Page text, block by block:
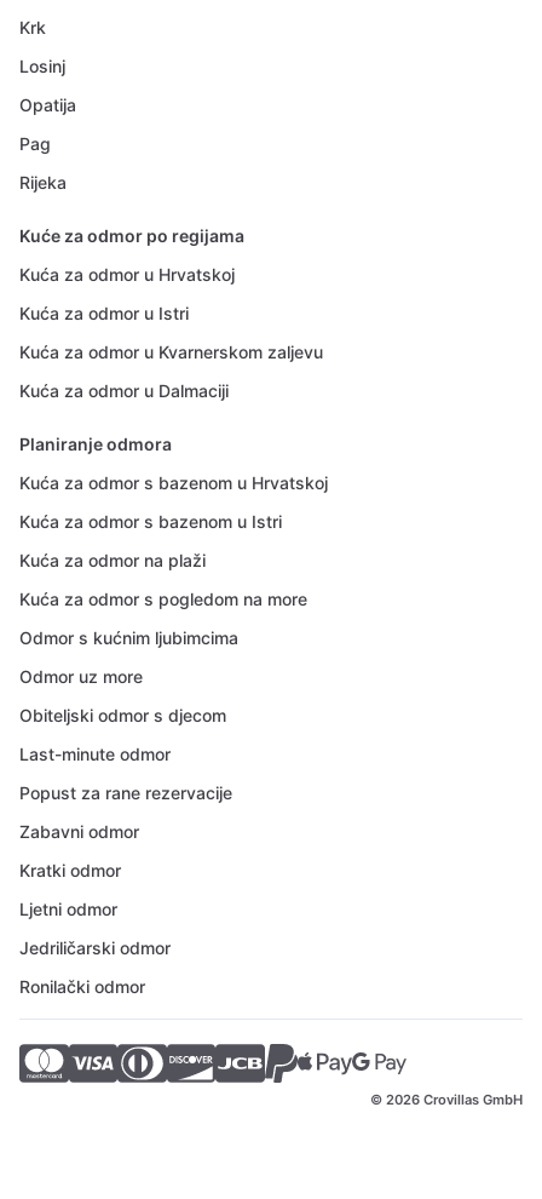
Krk
Losinj
Opatija
Pag
Rijeka
Kuće za odmor po regijama
Kuća za odmor u Hrvatskoj
Kuća za odmor u Istri
Kuća za odmor u Kvarnerskom zaljevu
Kuća za odmor u Dalmaciji
Planiranje odmora
Kuća za odmor s bazenom u Hrvatskoj
Kuća za odmor s bazenom u Istri
Kuća za odmor na plaži
Kuća za odmor s pogledom na more
Odmor s kućnim ljubimcima
Odmor uz more
Obiteljski odmor s djecom
Last-minute odmor
Popust za rane rezervacije
Zabavni odmor
Kratki odmor
Ljetni odmor
Jedriličarski odmor
Ronilački odmor
© 2026 Crovillas GmbH